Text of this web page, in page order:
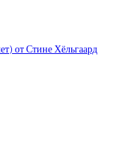
от Стине Хёльгаард